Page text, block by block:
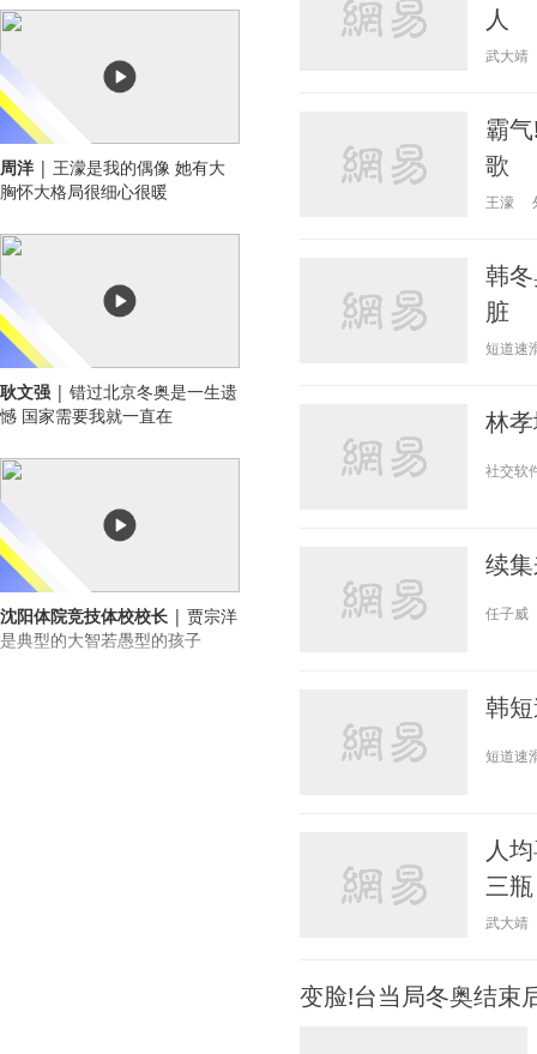
周洋 | 王濛是我的偶像 她有大
胸怀大格局很细心很暖
耿文强 | 错过北京冬奥是一生遗
憾 国家需要我就一直在
沈阳体院竞技体校校长 | 贾宗洋
是典型的大智若愚型的孩子
人
武大靖
霸
歌
王濛
韩
脏
短道速
林
社交软
续
任子威
韩
短道速
人
三瓶
武大靖
变脸!台当局冬奥结束